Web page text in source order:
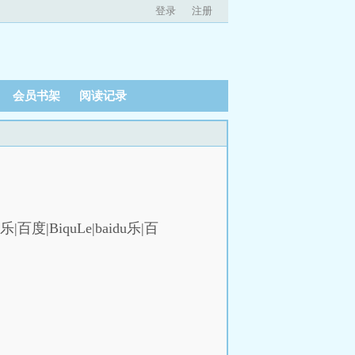
登录 注册
会员书架 阅读记录
|百度|BiquLe|baidu乐|百